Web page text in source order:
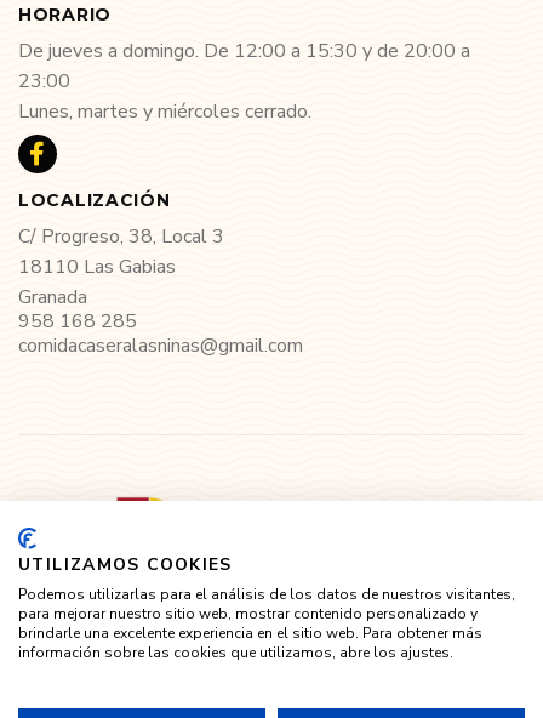
HORARIO
De jueves a domingo. De 12:00 a 15:30 y de 20:00 a
23:00
Lunes, martes y miércoles cerrado.
LOCALIZACIÓN
C/ Progreso, 38, Local 3
18110 Las Gabias
Granada
958 168 285
comidacaseralasninas@gmail.com
UTILIZAMOS COOKIES
Podemos utilizarlas para el análisis de los datos de nuestros visitantes,
para mejorar nuestro sitio web, mostrar contenido personalizado y
brindarle una excelente experiencia en el sitio web. Para obtener más
información sobre las cookies que utilizamos, abre los ajustes.